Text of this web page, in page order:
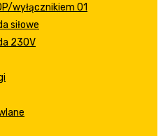
wyłącznikiem 01
siłowe
230V